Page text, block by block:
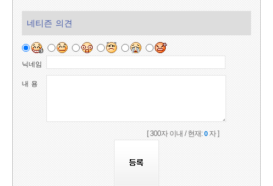
네티즌 의견
닉네임
내 용
[ 300자 이내 / 현재:0자 ]